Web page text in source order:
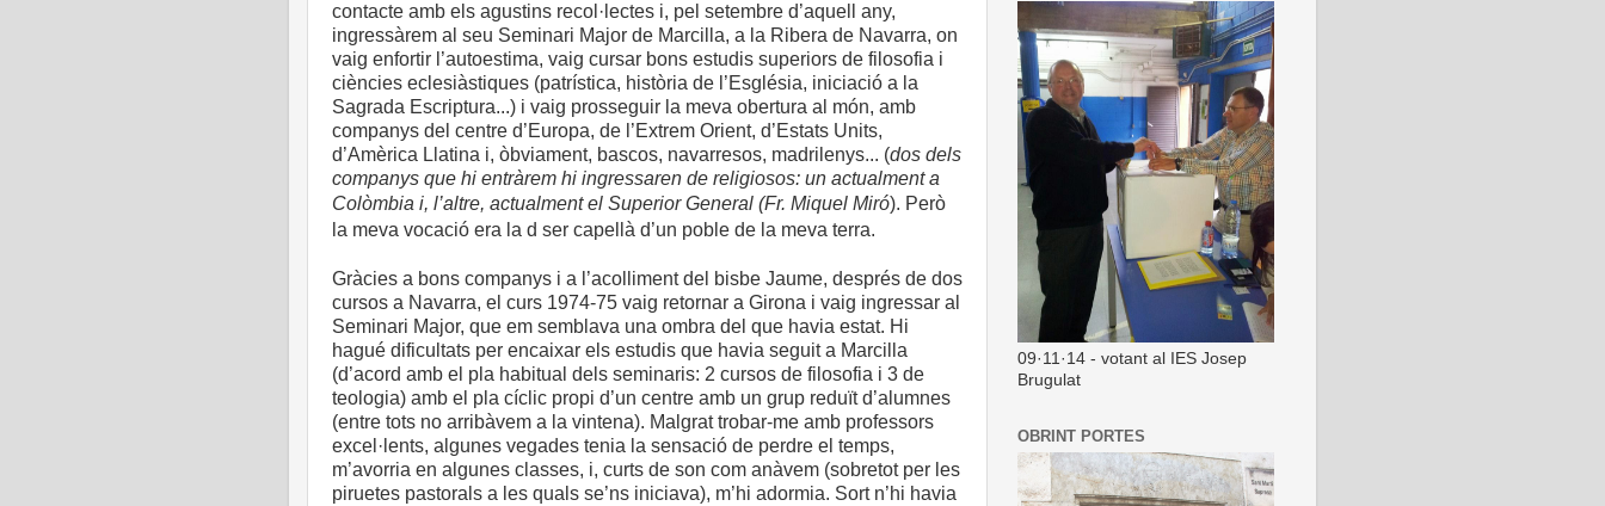
contacte amb els agustins recol·lectes i, pel setembre d’aquell any,
ingressàrem al seu Seminari Major de Marcilla, a la Ribera de Navarra, on
vaig enfortir l’autoestima, vaig cursar bons estudis superiors de filosofia i
ciències eclesiàstiques (patrística, història de l’Església, iniciació a la
Sagrada Escriptura...) i vaig prosseguir la meva obertura al món, amb
companys del centre d’Europa, de l’Extrem Orient, d’Estats Units,
d’Amèrica Llatina i, òbviament, bascos, navarresos, madrilenys... (dos dels
companys que hi entràrem hi ingressaren de religiosos: un actualment a
Colòmbia i, l’altre, actualment el Superior General (Fr. Miquel Miró). Però
la meva vocació era la d ser capellà d’un poble de la meva terra.
Gràcies a bons companys i a l’acolliment del bisbe Jaume, després de dos
cursos a Navarra, el curs 1974-75 vaig retornar a Girona i vaig ingressar al
Seminari Major, que em semblava una ombra del que havia estat. Hi
hagué dificultats per encaixar els estudis que havia seguit a Marcilla
(d’acord amb el pla habitual dels seminaris: 2 cursos de filosofia i 3 de
teologia) amb el pla cíclic propi d’un centre amb un grup reduït d’alumnes
(entre tots no arribàvem a la vintena). Malgrat trobar-me amb professors
excel·lents, algunes vegades tenia la sensació de perdre el temps,
m’avorria en algunes classes, i, curts de son com anàvem (sobretot per les
piruetes pastorals a les quals se’ns iniciava), m’hi adormia. Sort n’hi havia
09·11·14 - votant al IES Josep
Brugulat
OBRINT PORTES